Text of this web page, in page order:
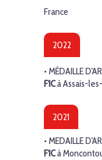
France
2022
• MÉDAILLE
F1Cà Assais-
2021
• MEDAILLE
F1Cà